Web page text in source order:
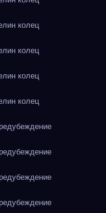
колец
колец
колец
колец